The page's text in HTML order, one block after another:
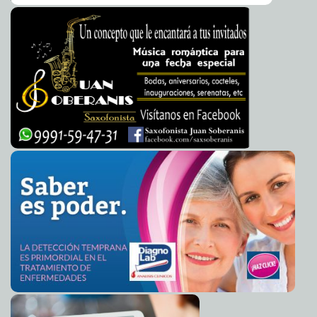
2013-03-25 14:42:47 La foto que ha conmovido a Estados Unidos A7
2013-03-25 13:22:23 Tribunal Supremo de EE. UU. debatirá matrimonio
A7
2013-03-25 12:54:08 Rusia allana oficinas de Amnistía Internacional en
Moscú A7
2013-03-25 12:43:14 Kim Kardashian se relaja con acupuntura
Menéndez Monforte
2013-03-25 12:41:27 Indigna a indios anuncio de la Ford con Berlusconi
Tere Menéndez Monforte
2013-03-25 12:39:42 Eurogrupo aplicará método de rescate a Chipre en
otros países A7
Reporte erróneo al Departamento de Inspección
Ambiental
2013-03-24 23:20:08 CONCAMIN: Radiografía de la Economía y la Industria
Mexicana--Marzo de 2013 A7
2013-03-24 23:06:51 Se entusiasman con el chessboxing en Gran Bretaña
2013-03-24 22:24:25 Otro escándalo sexual en la BBC: gays habrían
abusado de sus fans A7
2013-03-24 22:21:06 Jesús nos pide respeto, amor y paz: Arzobispo Berlie
Mari Tere Menéndez Monforte
2013-03-24 22:17:31 También en Francia las enfermeras se confunden de
bebé Mari Tere Menéndez Monforte